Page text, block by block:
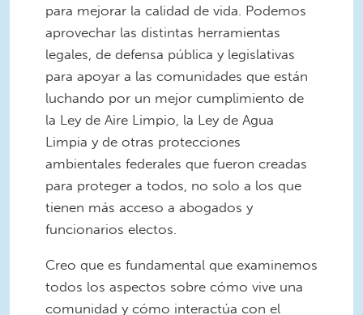
para mejorar la calidad de vida. Podemos
aprovechar las distintas herramientas
legales, de defensa pública y legislativas
para apoyar a las comunidades que están
luchando por un mejor cumplimiento de
la Ley de Aire Limpio, la Ley de Agua
Limpia y de otras protecciones
ambientales federales que fueron creadas
para proteger a todos, no solo a los que
tienen más acceso a abogados y
funcionarios electos.
Creo que es fundamental que examinemos
todos los aspectos sobre cómo vive una
comunidad y cómo interactúa con el